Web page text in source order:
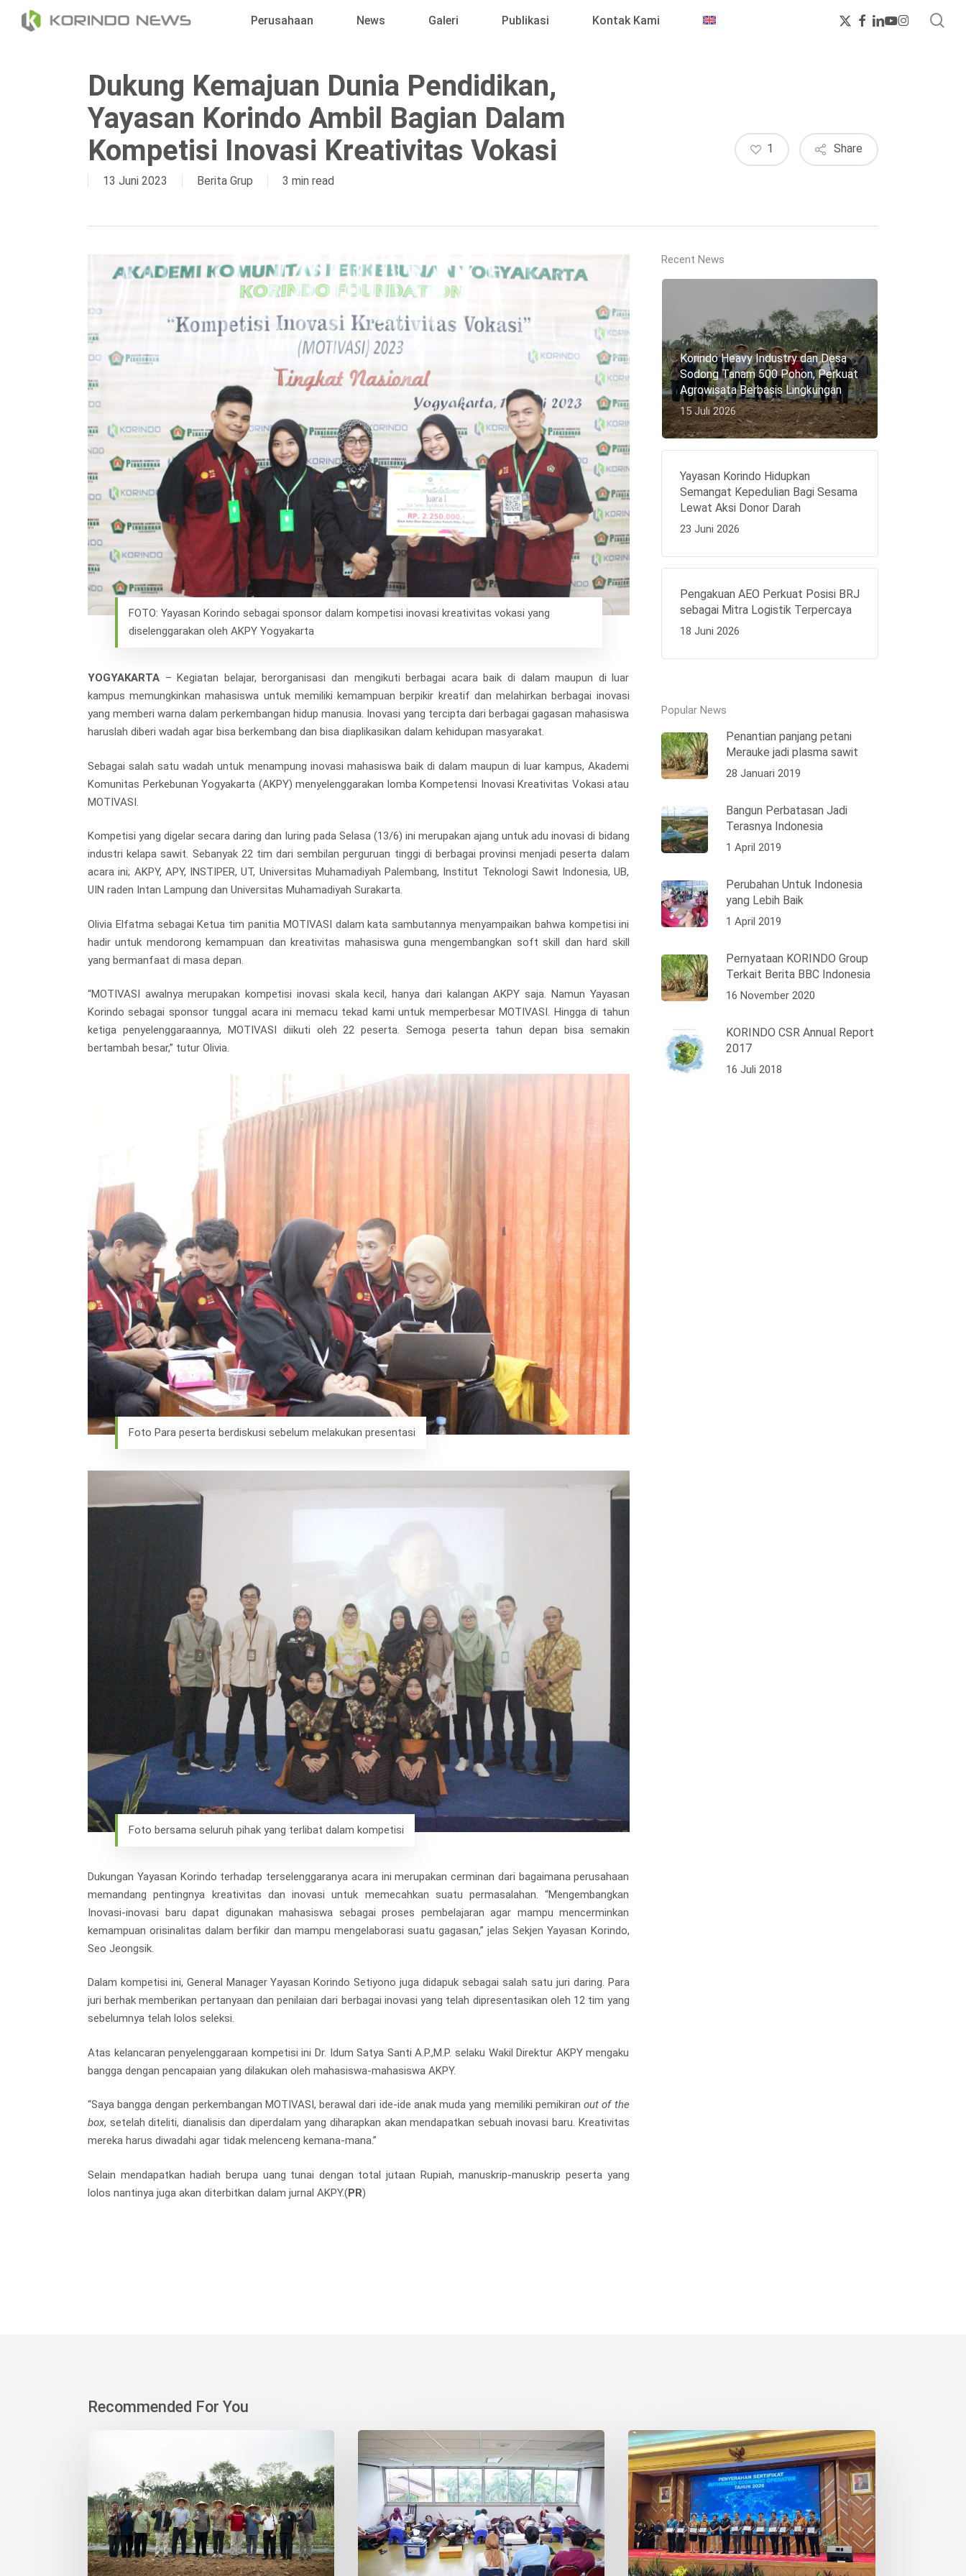
Hit enter to search or ESC to close
Perusahaan News Galeri Publikasi Kontak Kami
x-
twitter
facebook
linkedin
youtube
instagram
Dukung Kemajuan Dunia Pendidikan,
Yayasan Korindo Ambil Bagian Dalam
Kompetisi Inovasi Kreativitas Vokasi
13 Juni 2023 Berita Grup 3 min read
Share
1
FOTO: Yayasan Korindo sebagai sponsor dalam kompetisi inovasi kreativitas vokasi yang
diselenggarakan oleh AKPY Yogyakarta
YOGYAKARTA – Kegiatan belajar, berorganisasi dan mengikuti berbagai acara baik di dalam maupun di luar
kampus memungkinkan mahasiswa untuk memiliki kemampuan berpikir kreatif dan melahirkan berbagai inovasi
yang memberi warna dalam perkembangan hidup manusia. Inovasi yang tercipta dari berbagai gagasan mahasiswa
haruslah diberi wadah agar bisa berkembang dan bisa diaplikasikan dalam kehidupan masyarakat.
Sebagai salah satu wadah untuk menampung inovasi mahasiswa baik di dalam maupun di luar kampus, Akademi
Komunitas Perkebunan Yogyakarta (AKPY) menyelenggarakan lomba Kompetensi Inovasi Kreativitas Vokasi atau
MOTIVASI.
Kompetisi yang digelar secara daring dan luring pada Selasa (13/6) ini merupakan ajang untuk adu inovasi di bidang
industri kelapa sawit. Sebanyak 22 tim dari sembilan perguruan tinggi di berbagai provinsi menjadi peserta dalam
acara ini; AKPY, APY, INSTIPER, UT, Universitas Muhamadiyah Palembang, Institut Teknologi Sawit Indonesia, UB,
UIN raden Intan Lampung dan Universitas Muhamadiyah Surakarta.
Olivia Elfatma sebagai Ketua tim panitia MOTIVASI dalam kata sambutannya menyampaikan bahwa kompetisi ini
hadir untuk mendorong kemampuan dan kreativitas mahasiswa guna mengembangkan soft skill dan hard skill
yang bermanfaat di masa depan.
“MOTIVASI awalnya merupakan kompetisi inovasi skala kecil, hanya dari kalangan AKPY saja. Namun Yayasan
Korindo sebagai sponsor tunggal acara ini memacu tekad kami untuk memperbesar MOTIVASI. Hingga di tahun
ketiga penyelenggaraannya, MOTIVASI diikuti oleh 22 peserta. Semoga peserta tahun depan bisa semakin
bertambah besar,” tutur Olivia.
Foto Para peserta berdiskusi sebelum melakukan presentasi
Foto bersama seluruh pihak yang terlibat dalam kompetisi
Dukungan Yayasan Korindo terhadap terselenggaranya acara ini merupakan cerminan dari bagaimana perusahaan
memandang pentingnya kreativitas dan inovasi untuk memecahkan suatu permasalahan. “Mengembangkan
Inovasi-inovasi baru dapat digunakan mahasiswa sebagai proses pembelajaran agar mampu mencerminkan
kemampuan orisinalitas dalam berfikir dan mampu mengelaborasi suatu gagasan,” jelas Sekjen Yayasan Korindo,
Seo Jeongsik.
Dalam kompetisi ini, General Manager Yayasan Korindo Setiyono juga didapuk sebagai salah satu juri daring. Para
juri berhak memberikan pertanyaan dan penilaian dari berbagai inovasi yang telah dipresentasikan oleh 12 tim yang
sebelumnya telah lolos seleksi.
Atas kelancaran penyelenggaraan kompetisi ini Dr. Idum Satya Santi A.P.,M.P. selaku Wakil Direktur AKPY mengaku
bangga dengan pencapaian yang dilakukan oleh mahasiswa-mahasiswa AKPY.
“Saya bangga dengan perkembangan MOTIVASI, berawal dari ide-ide anak muda yang memiliki pemikiranout of the
box, setelah diteliti, dianalisis dan diperdalam yang diharapkan akan mendapatkan sebuah inovasi baru. Kreativitas
mereka harus diwadahi agar tidak melenceng kemana-mana.”
Selain mendapatkan hadiah berupa uang tunai dengan total jutaan Rupiah, manuskrip-manuskrip peserta yang
lolos nantinya juga akan diterbitkan dalam jurnal AKPY.(PR)
Recent News
Korindo Heavy Industry dan Desa
Sodong Tanam 500 Pohon, Perkuat
Agrowisata Berbasis Lingkungan
15 Juli 2026
Yayasan Korindo Hidupkan
Semangat Kepedulian Bagi Sesama
Lewat Aksi Donor Darah
23 Juni 2026
Pengakuan AEO Perkuat Posisi BRJ
sebagai Mitra Logistik Terpercaya
18 Juni 2026
Popular News
Penantian panjang petani
Merauke jadi plasma sawit
28 Januari 2019
Bangun Perbatasan Jadi
Terasnya Indonesia
1 April 2019
Perubahan Untuk Indonesia
yang Lebih Baik
1 April 2019
Pernyataan KORINDO Group
Terkait Berita BBC Indonesia
16 November 2020
KORINDO CSR Annual Report
2017
16 Juli 2018
Recommended For You
dan
Desa
Sodong
Tanam
500
Yayasan
Korindo
Hidupkan
Semangat
Kepedulian
Bagi
Sesama
Lewat
Pengakuan
AEO
Perkuat
Posisi
BRJ
sebagai
Mitra
Logistik